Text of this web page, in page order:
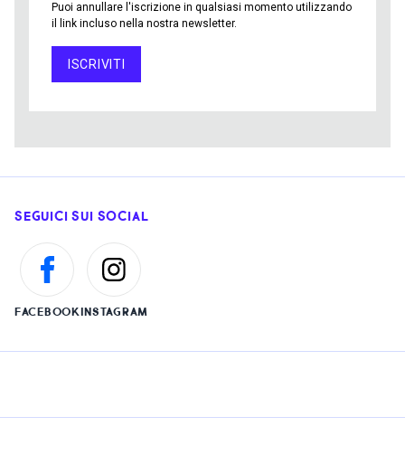
Puoi annullare l'iscrizione in qualsiasi momento utilizzando
il link incluso nella nostra newsletter.
ISCRIVITI
SEGUICI SUI SOCIAL
FACEBOOKINSTAGRAM